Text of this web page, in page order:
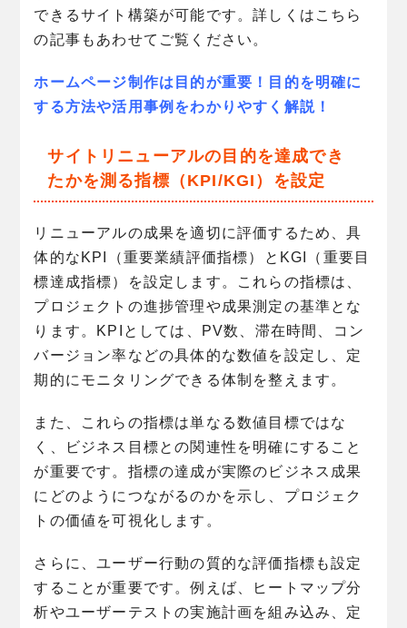
できるサイト構築が可能です。詳しくはこちら
の記事もあわせてご覧ください。
ホームページ制作は目的が重要！目的を明確に
する方法や活用事例をわかりやすく解説！
サイトリニューアルの目的を達成でき
たかを測る指標（KPI/KGI）を設定
リニューアルの成果を適切に評価するため、具
体的なKPI（重要業績評価指標）とKGI（重要目
標達成指標）を設定します。これらの指標は、
プロジェクトの進捗管理や成果測定の基準とな
ります。KPIとしては、PV数、滞在時間、コン
バージョン率などの具体的な数値を設定し、定
期的にモニタリングできる体制を整えます。
また、これらの指標は単なる数値目標ではな
く、ビジネス目標との関連性を明確にすること
が重要です。指標の達成が実際のビジネス成果
にどのようにつながるのかを示し、プロジェク
トの価値を可視化します。
さらに、ユーザー行動の質的な評価指標も設定
することが重要です。例えば、ヒートマップ分
析やユーザーテストの実施計画を組み込み、定